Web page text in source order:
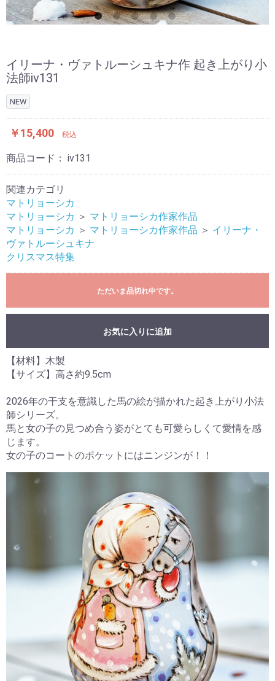
イリーナ・ヴァトルーシュキナ作 起き上がり小
法師iv131
NEW
￥15,400 税込
商品コード： iv131
関連カテゴリ
マトリョーシカ
マトリョーシカ ＞ マトリョーシカ作家作品
マトリョーシカ ＞ マトリョーシカ作家作品 ＞ イリーナ・
ヴァトルーシュキナ
クリスマス特集
ただいま品切れ中です。
お気に入りに追加
【材料】木製
【サイズ】高さ約9.5cm
2026年の干支を意識した馬の絵が描かれた起き上がり小法
師シリーズ。
馬と女の子の見つめ合う姿がとても可愛らしくて愛情を感
じます。
女の子のコートのポケットにはニンジンが！！